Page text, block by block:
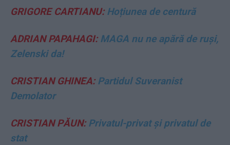
GRIGORE CARTIANU:Hoțiunea de centură
ADRIAN PAPAHAGI:MAGA nu ne apără de ruși,
Zelenski da!
CRISTIAN GHINEA:Partidul Suveranist
Demolator
CRISTIAN PĂUN:Privatul-privat și privatul de
stat